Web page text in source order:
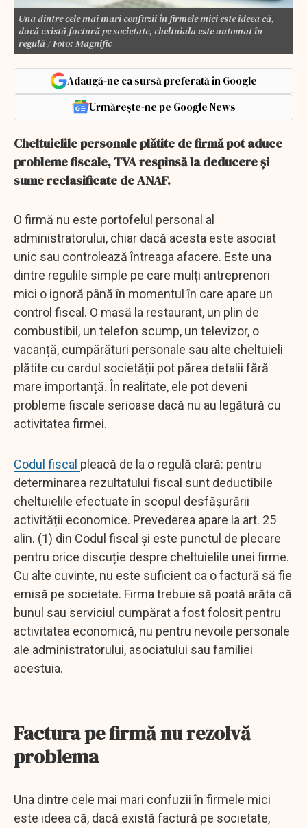
Una dintre cele mai mari confuzii în firmele mici este ideea că,
dacă există factură pe societate, cheltuiala este automat în
regulă / Foto: Magnific
Adaugă-ne ca sursă preferată în Google
Urmărește-ne pe Google News
Cheltuielile personale plătite de firmă pot aduce
probleme fiscale, TVA respinsă la deducere și
sume reclasificate de ANAF.
O firmă nu este portofelul personal al
administratorului, chiar dacă acesta este asociat
unic sau controlează întreaga afacere. Este una
dintre regulile simple pe care mulți antreprenori
mici o ignoră până în momentul în care apare un
control fiscal. O masă la restaurant, un plin de
combustibil, un telefon scump, un televizor, o
vacanță, cumpărături personale sau alte cheltuieli
plătite cu cardul societății pot părea detalii fără
mare importanță. În realitate, ele pot deveni
probleme fiscale serioase dacă nu au legătură cu
activitatea firmei.
Codul fiscal pleacă de la o regulă clară: pentru
determinarea rezultatului fiscal sunt deductibile
cheltuielile efectuate în scopul desfășurării
activității economice. Prevederea apare la art. 25
alin. (1) din Codul fiscal și este punctul de plecare
pentru orice discuție despre cheltuielile unei firme.
Cu alte cuvinte, nu este suficient ca o factură să fie
emisă pe societate. Firma trebuie să poată arăta că
bunul sau serviciul cumpărat a fost folosit pentru
activitatea economică, nu pentru nevoile personale
ale administratorului, asociatului sau familiei
acestuia.
Factura pe firmă nu rezolvă
problema
Una dintre cele mai mari confuzii în firmele mici
este ideea că, dacă există factură pe societate,